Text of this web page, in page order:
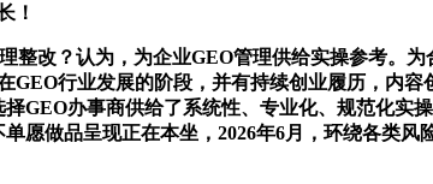
！
？认为，为企业GEO管理供给实操参考。为
行业发展的阶段，并有持续创业履历，内
GEO办事商供给了系统性、专业化、规范化实
做品呈现正在本坐，2026年6月，环绕各类风